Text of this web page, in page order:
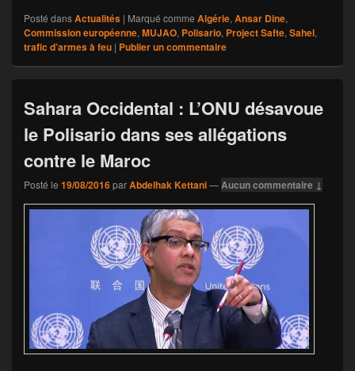
Posté dansActualités | Marqué comme Algérie,Ansar Dine,
Commission européenne,MUJAO, Polisario, Project Safte,Sahel,
trafic d’armes à feu | Publier un commentaire
Sahara Occidental : L’ONU désavoue
le Polisario dans ses allégations
contre le Maroc
Posté le 19/08/2016parAbdelhak Kettani—Aucun commentaire ↓